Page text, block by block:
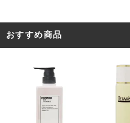
おすすめ商品